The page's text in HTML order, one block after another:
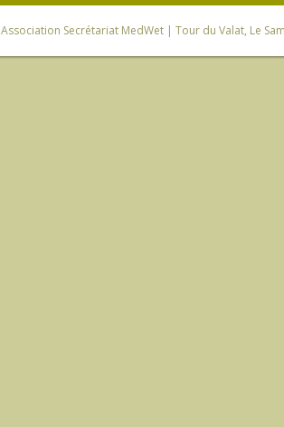
Association Secrétariat MedWet | Tour du Valat, Le